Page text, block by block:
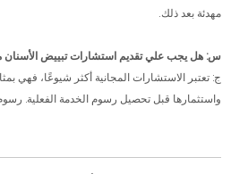
مهدئة بعد ذلك.
س: هل يجب علي تقديم استشارات تبييض الأسنان
ج: تعتبر الاستشارات المجانية أكثر شيوعًا، فهي
واستثمارها قبل تحصيل رسوم الخدمة الفعلية.